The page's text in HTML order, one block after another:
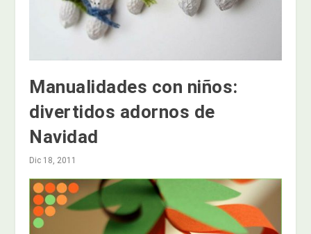
Manualidades con niños:
divertidos adornos de
Navidad
Dic 18, 2011